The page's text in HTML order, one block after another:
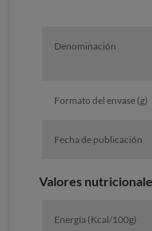
Denominación
Formato del envase (g)
Fecha de publicación
Valores
Energía (Kcal/100g)